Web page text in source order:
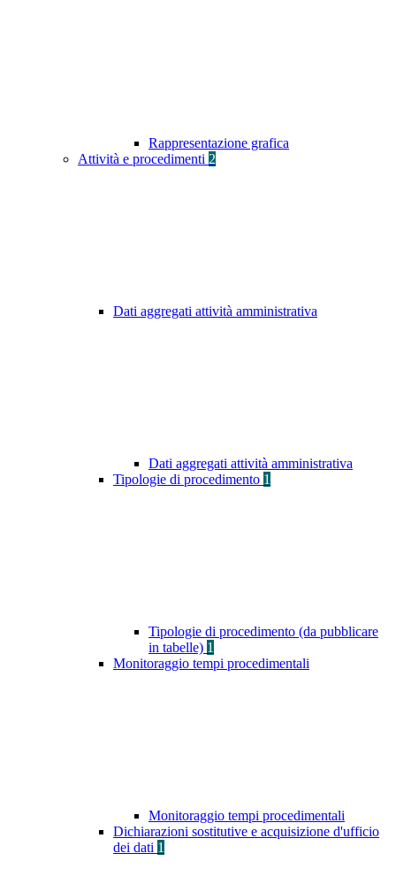
Rappresentazione grafica
Attività e procedimenti 2
Dati aggregati attività amministrativa
Dati aggregati attività amministrativa
Tipologie di procedimento 1
Tipologie di procedimento (da pubblicare
in tabelle) 1
Monitoraggio tempi procedimentali
Monitoraggio tempi procedimentali
Dichiarazioni sostitutive e acquisizione d'ufficio
dei dati 1